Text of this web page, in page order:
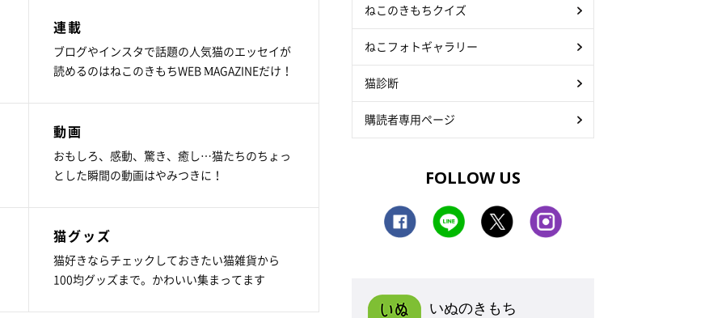
連載
ブログやインスタで話題の人気猫のエッセイが
読めるのはねこのきもちWEB MAGAZINEだけ！
動画
おもしろ、感動、驚き、癒し…猫たちのちょっ
とした瞬間の動画はやみつきに！
猫グッズ
猫好きならチェックしておきたい猫雑貨から
100均グッズまで。かわいい集まってます
ねこのきもちクイズ
ねこフォトギャラリー
猫診断
購読者専用ページ
FOLLOW US
いぬのきもち